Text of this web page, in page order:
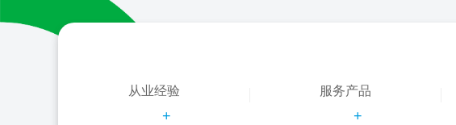
从业经验
+
服务产品
+